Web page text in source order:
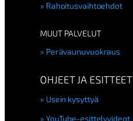
Rahoitusvaihtoehdot
MUUT PALVELUT
Perävaunuvuokraus
OHJEET JA ESITTEET
Usein kysyttyä
YouTube-esittelyvideot